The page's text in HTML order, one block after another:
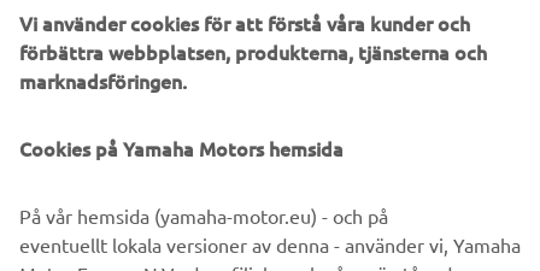
6.3När kontot har avslutats ska din rätt att komma åt
och använda appen omedelbart upphöra, och ditt
användarinnehåll kommer att tas bort. Alla bestämmelser
7 Tillämplig lag och tvister
Dessa användningsvillkor regleras i enlighet med
lagstiftningen i Nederländerna. Alla tvister, krav eller
Vi använder cookies för att förstå våra kunder och
förbättra webbplatsen, produkterna, tjänsterna och
marknadsföringen.
Cookies på Yamaha Motors hemsida
På vår hemsida (yamaha-motor.eu) - och på
eventuellt lokala versioner av denna - använder vi, Yamaha